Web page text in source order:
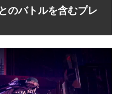
のバトルを含むプレ